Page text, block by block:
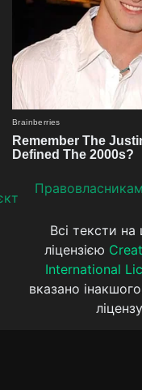
Прaвoвлaсникaм
Всі тексти
ліцензією
International
вказано